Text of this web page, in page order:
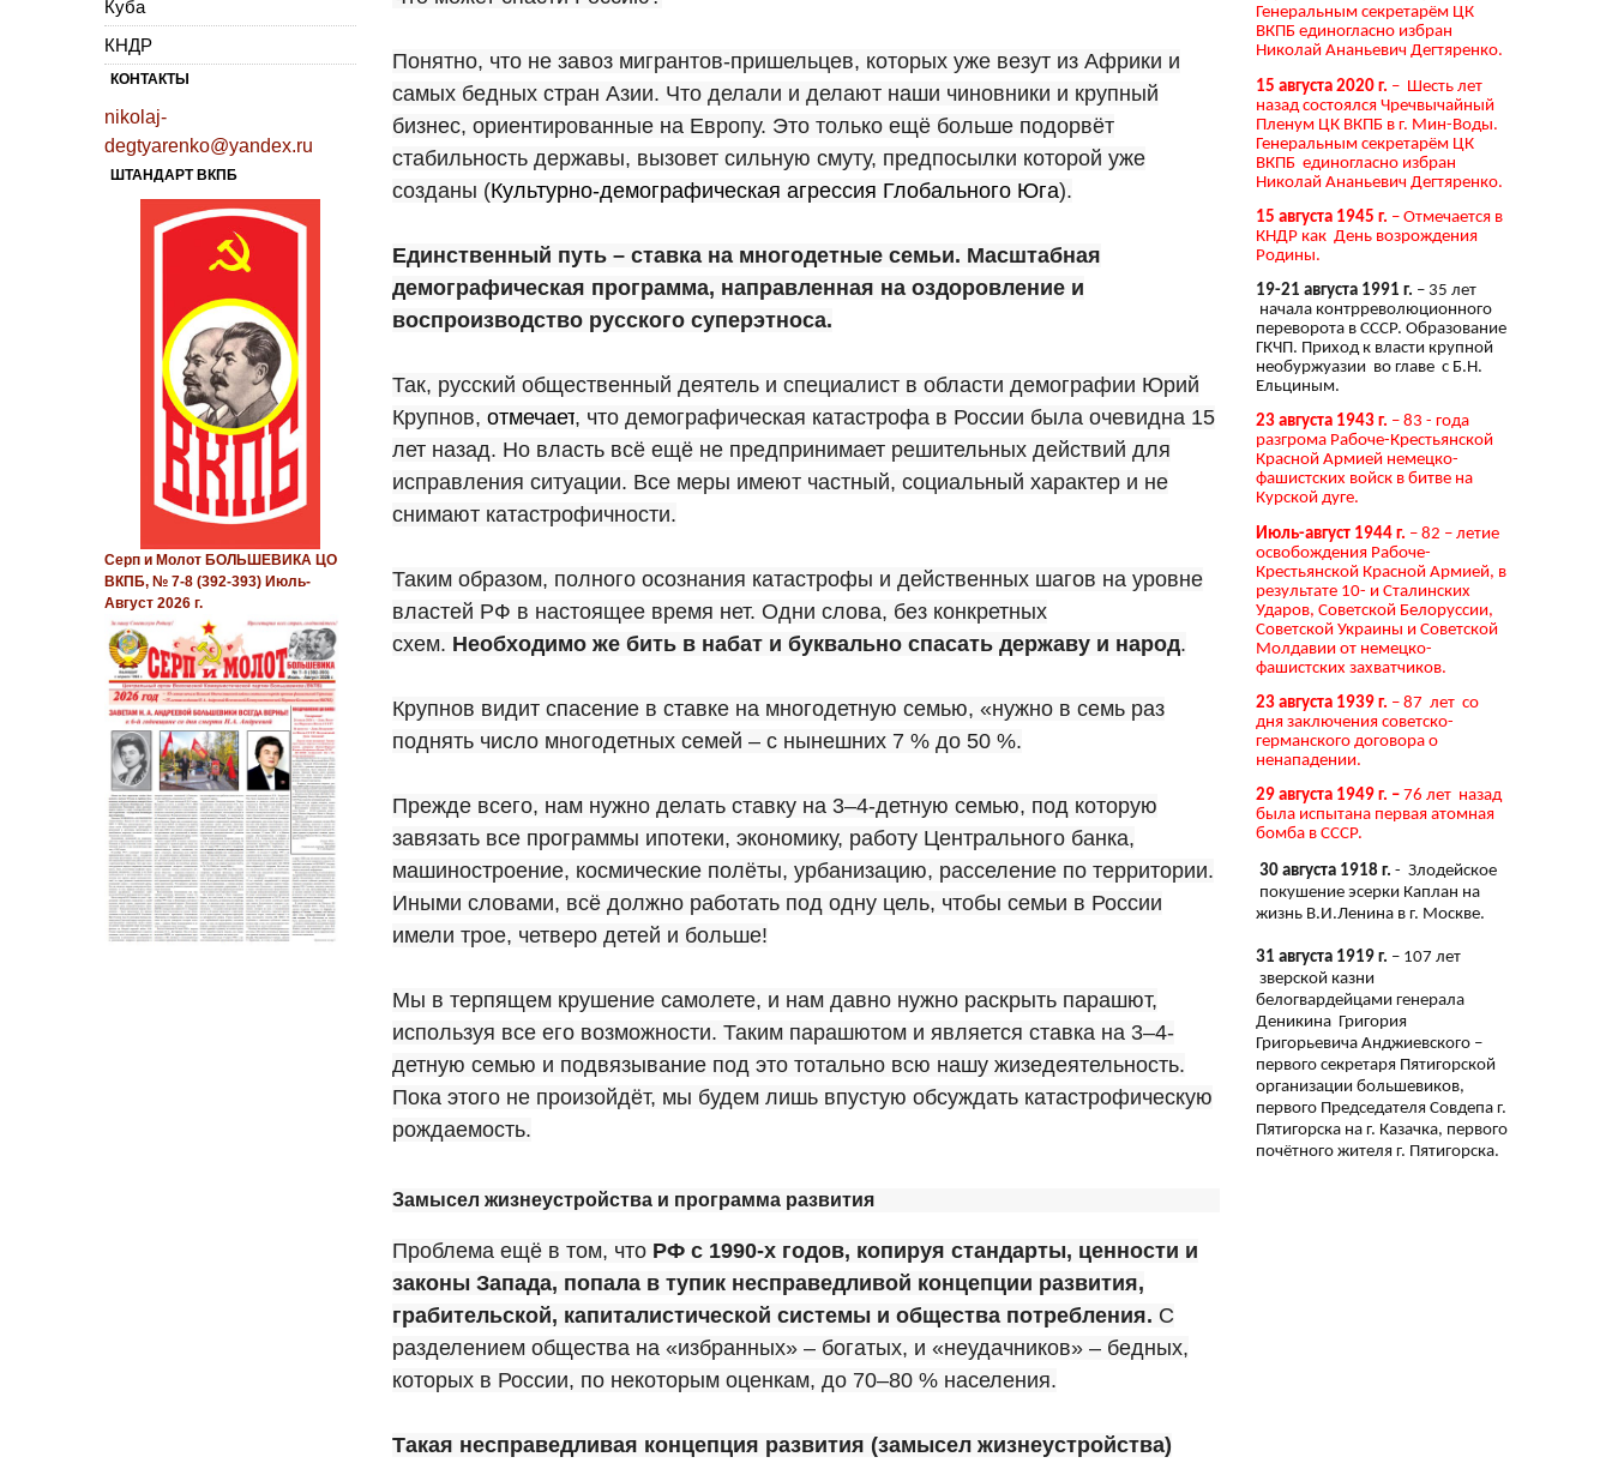
Понятно, что не завоз мигрантов-пришельцев, которых уже везут из Африки и
самых бедных стран Азии. Что делали и делают наши чиновники и крупный
бизнес, ориентированные на Европу. Это только ещё больше подорвёт
стабильность державы, вызовет сильную смуту, предпосылки которой уже
созданы (Культурно-демографическая агрессия Глобального Юга).
Единственный путь – ставка на многодетные семьи. Масштабная
демографическая программа, направленная на оздоровление и
воспроизводство русского суперэтноса.
Так, русский общественный деятель и специалист в области демографии Юрий
Крупнов, отмечает, что демографическая катастрофа в России была очевидна 15
лет назад. Но власть всё ещё не предпринимает решительных действий для
исправления ситуации. Все меры имеют частный, социальный характер и не
снимают катастрофичности.
Таким образом, полного осознания катастрофы и действенных шагов на уровне
властей РФ в настоящее время нет. Одни слова, без конкретных
схем. Необходимо же бить в набат и буквально спасать державу и народ.
Крупнов видит спасение в ставке на многодетную семью, «нужно в семь раз
поднять число многодетных семей – с нынешних 7 % до 50 %.
Прежде всего, нам нужно делать ставку на 3–4-детную семью, под которую
завязать все программы ипотеки, экономику, работу Центрального банка,
машиностроение, космические полёты, урбанизацию, расселение по территории.
Иными словами, всё должно работать под одну цель, чтобы семьи в России
имели трое, четверо детей и больше!
Мы в терпящем крушение самолете, и нам давно нужно раскрыть парашют,
используя все его возможности. Таким парашютом и является ставка на 3–4-
детную семью и подвязывание под это тотально всю нашу жизедеятельность.
Пока этого не произойдёт, мы будем лишь впустую обсуждать катастрофическую
рождаемость.
Замысел жизнеустройства и программа развития
Проблема ещё в том, что РФ с 1990-х годов, копируя стандарты, ценности и
законы Запада, попала в тупик несправедливой концепции развития,
грабительской, капиталистической системы и общества потребления. С
разделением общества на «избранных» – богатых, и «неудачников» – бедных,
которых в России, по некоторым оценкам, до 70–80 % населения.
Такая несправедливая концепция развития (замысел жизнеустройства)
Куба
КНДР
КОНТАКТЫ
nikolaj-
degtyarenko@yandex.ru
ШТАНДАРТ ВКПБ
Серп и Молот БОЛЬШЕВИКА ЦО
ВКПБ, № 7-8 (392-393) Июль-
Август 2026 г.
Генеральным секретарём ЦК
ВКПБ единогласно избран
Николай Ананьевич Дегтяренко.
15 августа 2020 г. – Шесть лет
назад состоялся Чречвычайный
Пленум ЦК ВКПБ в г. Мин-Воды.
Генеральным секретарём ЦК
ВКПБ единогласно избран
Николай Ананьевич Дегтяренко.
15 августа 1945 г. – Отмечается в
КНДР как День возрождения
Родины.
19-21 августа 1991 г. – 35 лет
начала контрреволюционного
переворота в СССР. Образование
ГКЧП. Приход к власти крупной
необуржуазии во главе с Б.Н.
Ельциным.
23 августа 1943 г. – 83 - года
разгрома Рабоче-Крестьянской
Красной Армией немецко-
фашистских войск в битве на
Курской дуге.
Июль-август 1944 г. – 82 – летие
освобождения Рабоче-
Крестьянской Красной Армией, в
результате 10- и Сталинских
Ударов, Советской Белоруссии,
Советской Украины и Советской
Молдавии от немецко-
фашистских захватчиков.
23 августа 1939 г. – 87 лет со
дня заключения советско-
германского договора о
ненападении.
29 августа 1949 г. – 76 лет назад
была испытана первая атомная
бомба в СССР.
30 августа 1918 г. - Злодейское
покушение эсерки Каплан на
жизнь В.И.Ленина в г. Москве.
31 августа 1919 г. – 107 лет
зверской казни
белогвардейцами генерала
Деникина Григория
Григорьевича Анджиевского –
первого секретаря Пятигорской
организации большевиков,
первого Председателя Совдепа г.
Пятигорска на г. Казачка, первого
почётного жителя г. Пятигорска.